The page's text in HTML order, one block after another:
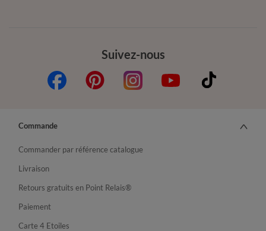
Suivez-nous
Commande
Commander par référence catalogue
Livraison
Retours gratuits en Point Relais®
Paiement
Carte 4 Etoiles